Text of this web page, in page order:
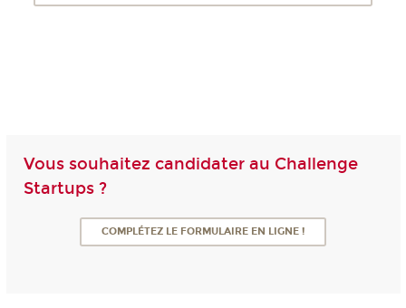
Vous souhaitez candidater au Challenge
Startups ?
COMPLÉTEZ LE FORMULAIRE EN LIGNE !